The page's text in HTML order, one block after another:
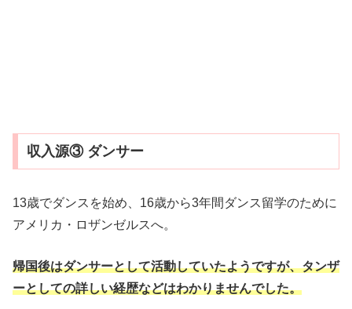
収入源③ ダンサー
13歳でダンスを始め、16歳から3年間ダンス留学のために
アメリカ・ロザンゼルスへ。
帰国後はダンサーとして活動していたようですが、タンザ
ーとしての詳しい経歴などはわかりませんでした。